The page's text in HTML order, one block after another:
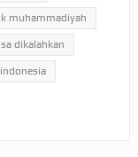
muhammadiyah
dikalahkan